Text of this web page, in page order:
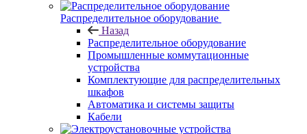
Распределительное оборудование
Назад
Распределительное оборудование
Промышленные коммутационные
устройства
Комплектующие для распределительных
шкафов
Автоматика и системы защиты
Кабели